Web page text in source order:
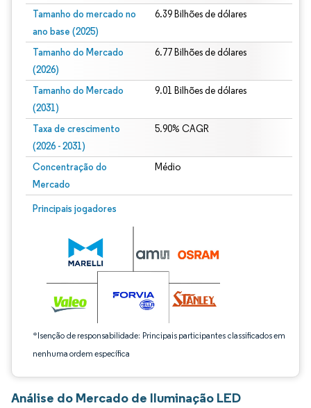
Tamanho do mercado no
ano base (2025)
6.39 Bilhões de dólares
Tamanho do Mercado
(2026)
6.77 Bilhões de dólares
Tamanho do Mercado
(2031)
9.01 Bilhões de dólares
Taxa de crescimento
(2026 - 2031)
5.90% CAGR
Concentração do
Mercado
Médio
Principais jogadores
*Isenção de responsabilidade: Principais participantes classificados em
nenhuma ordem específica
Imagem © Mordor Intelligence. O reuso requer atribuição conforme CC BY 4.0.
Análise do Mercado de Iluminação LED